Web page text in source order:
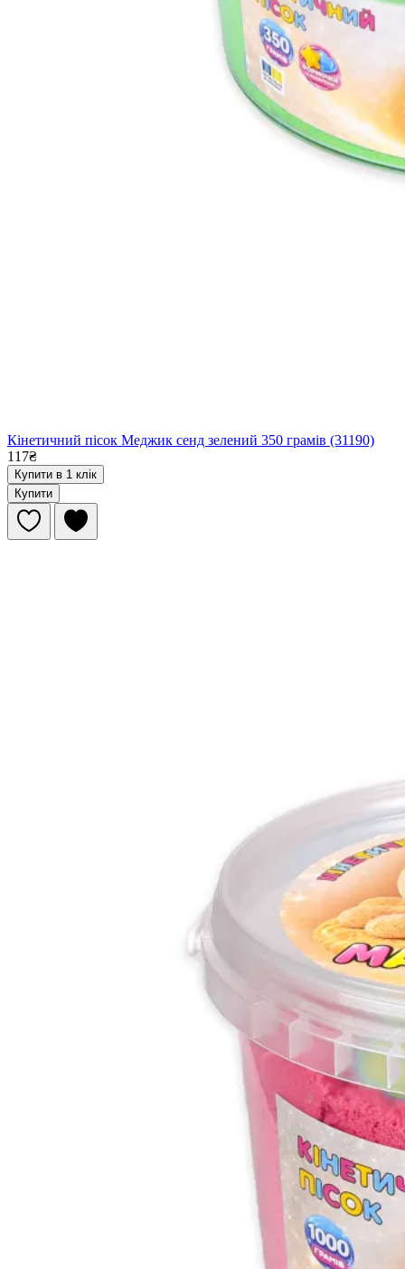
Кінетичний пісок Меджик сенд зелений 350 грамів (31190)
117₴
Купити в 1 клік
Купити